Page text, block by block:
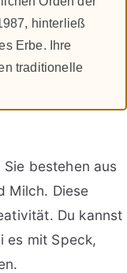
hinterließ
Erbe. Ihre
traditionelle
bestehen aus
Milch. Diese
Du kannst
es mit Speck,